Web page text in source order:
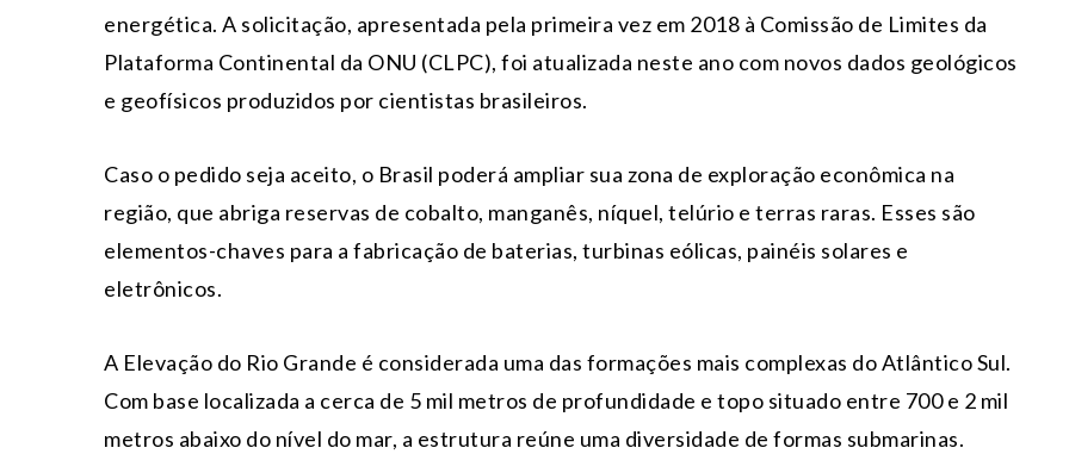
energética. A solicitação, apresentada pela primeira vez em 2018 à Comissão de Limites da
Plataforma Continental da ONU (CLPC), foi atualizada neste ano com novos dados geológicos
e geofísicos produzidos por cientistas brasileiros.
Caso o pedido seja aceito, o Brasil poderá ampliar sua zona de exploração econômica na
região, que abriga reservas de cobalto, manganês, níquel, telúrio e terras raras. Esses são
elementos-chaves para a fabricação de baterias, turbinas eólicas, painéis solares e
eletrônicos.
A Elevação do Rio Grande é considerada uma das formações mais complexas do Atlântico Sul.
Com base localizada a cerca de 5 mil metros de profundidade e topo situado entre 700 e 2 mil
metros abaixo do nível do mar, a estrutura reúne uma diversidade de formas submarinas.